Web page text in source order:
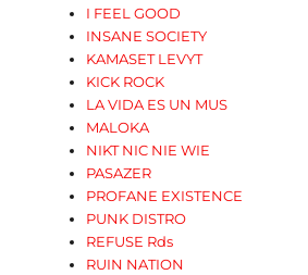
I FEEL GOOD
INSANE SOCIETY
KAMASET LEVYT
KICK ROCK
LA VIDA ES UN MUS
MALOKA
NIKT NIC NIE WIE
PASAZER
PROFANE EXISTENCE
PUNK DISTRO
REFUSE Rds
RUIN NATION